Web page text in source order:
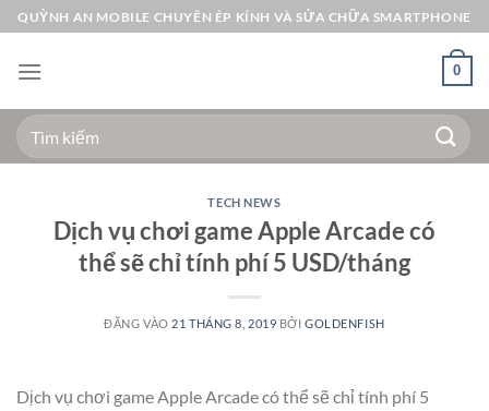
Bỏ
qua
nội
QUỲNH AN MOBILE CHUYÊN ÉP KÍNH VÀ SỬA CHỮA SMARTPHONE
0
Tìm
kiếm:
TECH NEWS
Dịch vụ chơi game Apple Arcade có
thể sẽ chỉ tính phí 5 USD/tháng
ĐĂNG VÀO 21 THÁNG 8, 2019 BỞIGOLDENFISH
Dịch vụ chơi game Apple Arcade có thể sẽ chỉ tính phí 5